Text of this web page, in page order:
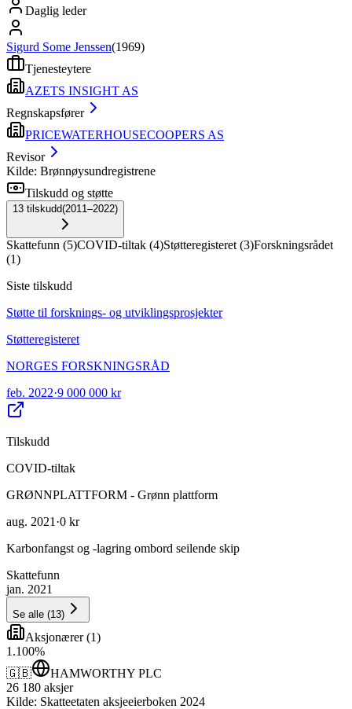
Daglig leder
Sigurd Some Jenssen(1969)
Tjenesteytere
AZETS INSIGHT AS
Regnskapsfører
PRICEWATERHOUSECOOPERS AS
Revisor
Kilde: Brønnøysundregistrene
Tilskudd og støtte
13 tilskudd(2011–2022)
Skattefunn (5)COVID-tiltak (4)Støtteregisteret (3)Forskningsrådet
(1)
Siste tilskudd
Støtte til forsknings- og utviklingsprosjekter
Støtteregisteret
NORGES FORSKNINGSRÅD
feb. 2022·9 000 000 kr
Tilskudd
COVID-tiltak
GRØNNPLATTFORM - Grønn plattform
aug. 2021 ·0 kr
Karbonfangst og -lagring ombord seilende skip
Skattefunn
jan. 2021
Se alle (13)
Aksjonærer(1)
1 .100%
🇬🇧
HAMWORTHY PLC
26 180 aksjer
Kilde: Skatteetaten aksjeeierboken 2024